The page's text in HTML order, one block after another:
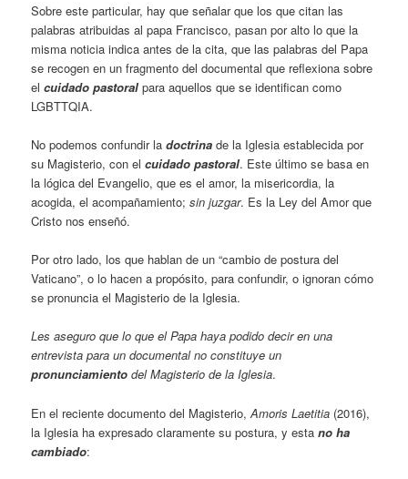
Sobre este particular, hay que señalar que los que citan las
palabras atribuidas al papa Francisco, pasan por alto lo que la
misma noticia indica antes de la cita, que las palabras del Papa
se recogen en un fragmento del documental que reflexiona sobre
elcuidado pastoral para aquellos que se identifican como
LGBTTQIA.
No podemos confundir ladoctrina de la Iglesia establecida por
su Magisterio, con elcuidado pastoral. Este último se basa en
la lógica del Evangelio, que es el amor, la misericordia, la
acogida, el acompañamiento;sin juzgar. Es la Ley del Amor que
Cristo nos enseñó.
Por otro lado, los que hablan de un “cambio de postura del
Vaticano”, o lo hacen a propósito, para confundir, o ignoran cómo
se pronuncia el Magisterio de la Iglesia.
Les aseguro que lo que el Papa haya podido decir en una
entrevista para un documental no constituye un
pronunciamientodel Magisterio de la Iglesia.
En el reciente documento del Magisterio,Amoris Laetitia (2016),
la Iglesia ha expresado claramente su postura, y estano ha
cambiado: